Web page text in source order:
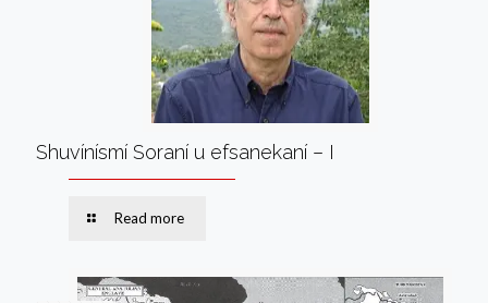
Shuvínísmí Soraní u efsanekaní – I
Read more